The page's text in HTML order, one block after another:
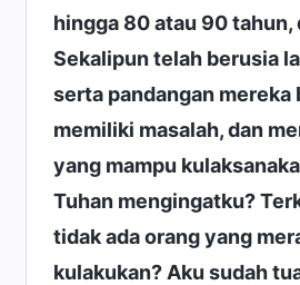
hingga 80 atau 90
Sekalipun telah berusia
serta pandangan
memiliki masalah, dan
yang mampu
Tuhan mengingatku?
tidak ada orang yang
kulakukan? Aku sudah